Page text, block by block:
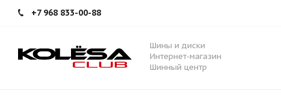
+7 968 833-00-88
Шины и диски
Интернет-магазин
Шинный центр